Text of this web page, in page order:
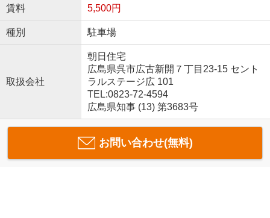
賃料 5,500円
種別 駐車場
取扱会社
朝日住宅
広島県呉市広古新開７丁目23-15 セント
ラルステージ広 101
TEL:0823-72-4594
広島県知事 (13) 第3683号
お問い合わせ(無料)